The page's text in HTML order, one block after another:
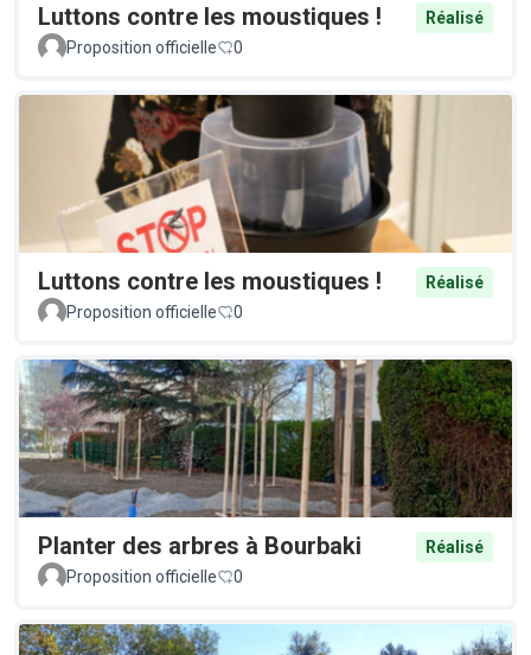
Luttons contre les moustiques !
Réalisé
Proposition officielle
0
Luttons contre les moustiques !
Réalisé
Proposition officielle
0
Planter des arbres à Bourbaki
Réalisé
Proposition officielle
0